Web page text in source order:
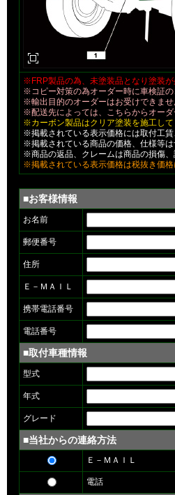
※FRP製品の為、未塗装品となり塗装が
※コピー対策の為オーダー時に車検証
※輸出目的のオーダーはお受けできませ
※配送先によっては、こちらからオーダ
※カーボン製品はクリア塗装を施工して
※掲載されている表示価格には取付工
※掲載されている商品の価格、仕様等
※商品の返品、クレームは商品の損傷
※掲載されている表示価格は税抜き価格
■お客様情報
お名前
郵便番号
住所
Ｅ－ＭＡＩＬ
携帯電話番号
電話番号
■取付車種情報
型式
年式
グレード
■当社からの連絡方法
Ｅ－ＭＡＩＬ
電話